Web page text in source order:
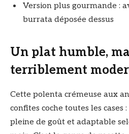
Version plus gourmande :
burrata déposée dessus
Un plat humble,
terriblement
Cette polenta crémeuse aux
confites coche toutes les cases
pleine de goût et adaptable